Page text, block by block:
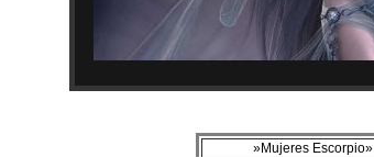
»Mujeres Escorpio»